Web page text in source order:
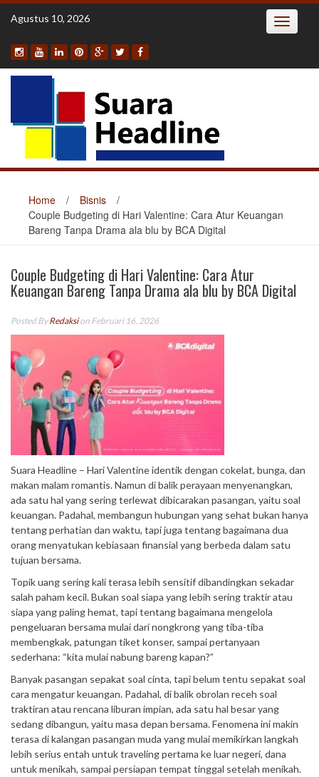
Skip
Agustus 10, 2026 Toggle
Home / Bisnis
/
Couple Budgeting di Hari Valentine: Cara Atur Keuangan
Bareng Tanpa Drama ala blu by BCA Digital
Couple Budgeting di Hari Valentine: Cara Atur
Keuangan Bareng Tanpa Drama ala blu by BCA Digital
Posted ByRedaksion Februari 16, 2026
Suara Headline – Hari Valentine identik dengan cokelat, bunga, dan
makan malam romantis. Namun di balik perayaan menyenangkan,
ada satu hal yang sering terlewat dibicarakan pasangan, yaitu soal
keuangan. Padahal, membangun hubungan yang sehat bukan hanya
tentang perhatian dan waktu, tapi juga tentang bagaimana dua
orang menyatukan kebiasaan finansial yang berbeda dalam satu
tujuan bersama.
Topik uang sering kali terasa lebih sensitif dibandingkan sekadar
salah paham kecil. Bukan soal siapa yang lebih sering traktir atau
siapa yang paling hemat, tapi tentang bagaimana mengelola
pengeluaran bersama mulai dari nongkrong yang tiba-tiba
membengkak, patungan tiket konser, sampai pertanyaan
sederhana: “kita mulai nabung bareng kapan?”
Banyak pasangan sepakat soal cinta, tapi belum tentu sepakat soal
cara mengatur keuangan. Padahal, di balik obrolan receh soal
traktiran atau rencana liburan impian, ada satu hal besar yang
sedang dibangun, yaitu masa depan bersama. Fenomena ini makin
terasa di kalangan pasangan muda yang mulai memikirkan langkah
lebih serius entah untuk traveling pertama ke luar negeri, dana
untuk menikah, sampai persiapan tempat tinggal setelah menikah.